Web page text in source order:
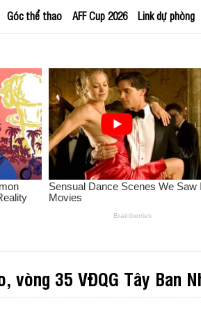
Góc thể thao AFF Cup 2026 Link dự phòng
vòng 35 VĐQG Tây Ban